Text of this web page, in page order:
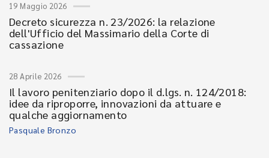
19 Maggio 2026
Decreto sicurezza n. 23/2026: la relazione
dell'Ufficio del Massimario della Corte di
cassazione
28 Aprile 2026
Il lavoro penitenziario dopo il d.lgs. n. 124/2018:
idee da riproporre, innovazioni da attuare e
qualche aggiornamento
Pasquale Bronzo